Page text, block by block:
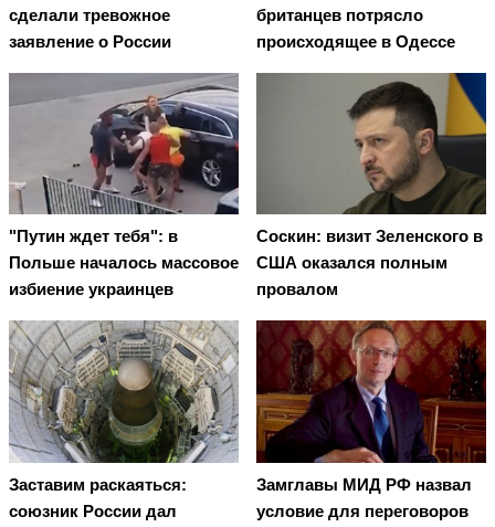
сделали тревожное
заявление о России
британцев потрясло
происходящее в Одессе
"Путин ждет тебя": в
Польше началось массовое
избиение украинцев
Соскин: визит Зеленского в
США оказался полным
провалом
Заставим раскаяться:
союзник России дал
Замглавы МИД РФ назвал
условие для переговоров